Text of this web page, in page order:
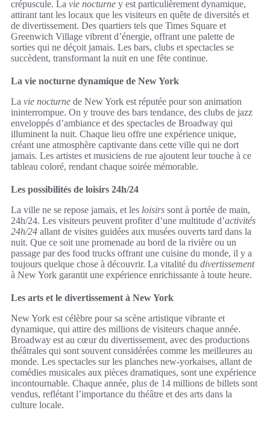
crépuscule. La vie nocturne y est particulièrement dynamique,
attirant tant les locaux que les visiteurs en quête de diversités et
de divertissement. Des quartiers tels que Times Square et
Greenwich Village vibrent d’énergie, offrant une palette de
sorties qui ne déçoit jamais. Les bars, clubs et spectacles se
succèdent, transformant la nuit en une fête continue.
La vie nocturne dynamique de New York
La vie nocturne de New York est réputée pour son animation
ininterrompue. On y trouve des bars tendance, des clubs de jazz
enveloppés d’ambiance et des spectacles de Broadway qui
illuminent la nuit. Chaque lieu offre une expérience unique,
créant une atmosphère captivante dans cette ville qui ne dort
jamais. Les artistes et musiciens de rue ajoutent leur touche à ce
tableau coloré, rendant chaque soirée mémorable.
Les possibilités de loisirs 24h/24
La ville ne se repose jamais, et les loisirs sont à portée de main,
24h/24. Les visiteurs peuvent profiter d’une multitude d’activités
24h/24 allant de visites guidées aux musées ouverts tard dans la
nuit. Que ce soit une promenade au bord de la rivière ou un
passage par des food trucks offrant une cuisine du monde, il y a
toujours quelque chose à découvrir. La vitalité du divertissement
à New York garantit une expérience enrichissante à toute heure.
Les arts et le divertissement à New York
New York est célèbre pour sa scène artistique vibrante et
dynamique, qui attire des millions de visiteurs chaque année.
Broadway est au cœur du divertissement, avec des productions
théâtrales qui sont souvent considérées comme les meilleures au
monde. Les spectacles sur les planches new-yorkaises, allant de
comédies musicales aux pièces dramatiques, sont une expérience
incontournable. Chaque année, plus de 14 millions de billets sont
vendus, reflétant l’importance du théâtre et des arts dans la
culture locale.